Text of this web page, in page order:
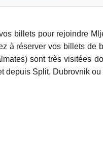
billets pour rejoindre
à réserver vos billets de
sont très visitées
depuis Split, Dubrovnik ou